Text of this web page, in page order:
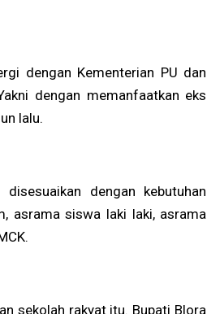
dengan Kementerian PU dan
dengan memanfaatkan eks
lalu.
dengan kebutuhan
asrama siswa laki laki, asrama
sekolah rakyat itu. Bupati Blora